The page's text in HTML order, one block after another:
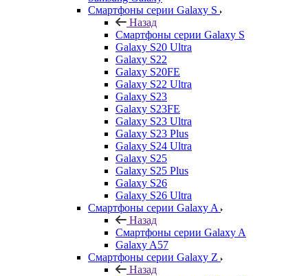
Смартфоны серии Galaxy S
Назад
Смартфоны серии Galaxy S
Galaxy S20 Ultra
Galaxy S22
Galaxy S20FE
Galaxy S22 Ultra
Galaxy S23
Galaxy S23FE
Galaxy S23 Ultra
Galaxy S23 Plus
Galaxy S24 Ultra
Galaxy S25
Galaxy S25 Plus
Galaxy S26
Galaxy S26 Ultra
Смартфоны серии Galaxy A
Назад
Смартфоны серии Galaxy A
Galaxy A57
Смартфоны серии Galaxy Z
Назад